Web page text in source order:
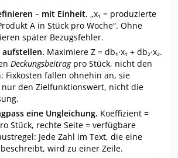
– mit Einheit. „x₁ = produzierte
A in Stück pro Woche“. Ohne
später Bezugsfehler.
Maximiere Z = db₁·x₁ + db₂·x₂.
Deckungsbeitragpro Stück, nicht den
Fixkosten fallen ohnehin an, sie
nur den Zielfunktionswert, nicht die
eine Ungleichung. Koeffizient =
Stück, rechte Seite = verfügbare
Jede Zahl im Text, die eine
wird zu einer Zeile.